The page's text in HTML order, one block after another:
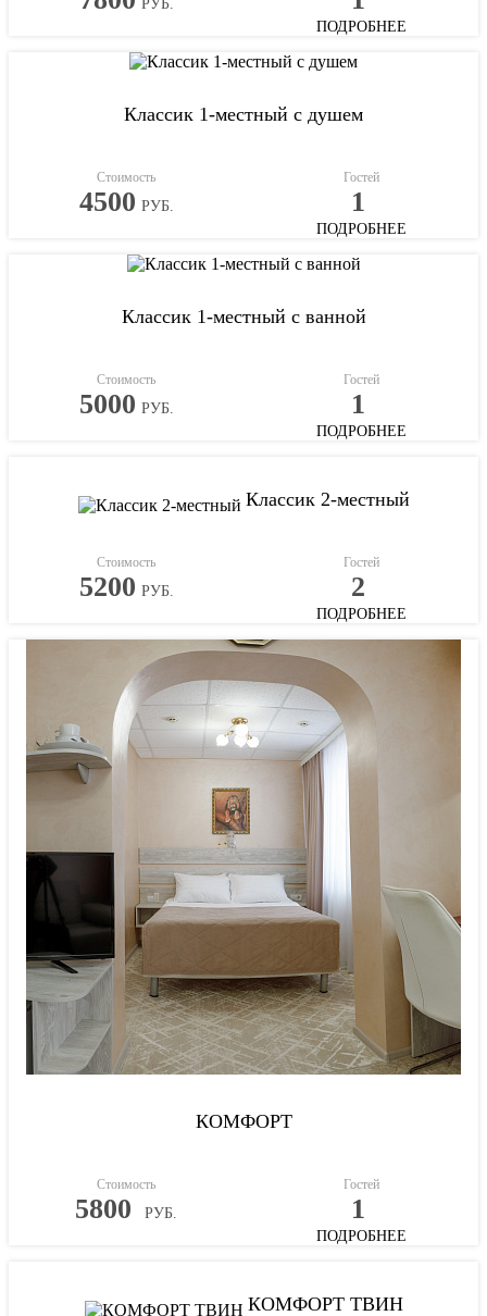
РУБ.
ПОДРОБНЕЕ
Классик 1-местный с душем
Стоимость
4500 РУБ.
Гостей
1
ПОДРОБНЕЕ
Классик 1-местный с ванной
Стоимость
5000 РУБ.
Гостей
1
ПОДРОБНЕЕ
Классик 2-местный
Стоимость
5200 РУБ.
Гостей
2
ПОДРОБНЕЕ
КОМФОРТ
Стоимость
5800 РУБ.
Гостей
1
ПОДРОБНЕЕ
КОМФОРТ ТВИН